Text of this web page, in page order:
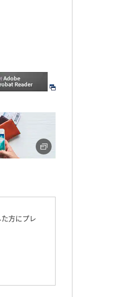
方にプレ